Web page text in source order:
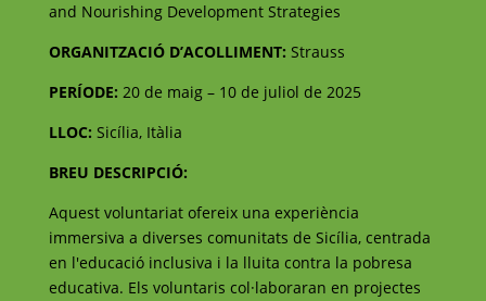
and Nourishing Development Strategies
ORGANITZACIÓ D’ACOLLIMENT: Strauss
PERÍODE: 20 de maig – 10 de juliol de 2025
LLOC: Sicília, Itàlia
BREU DESCRIPCIÓ:
Aquest voluntariat ofereix una experiència
immersiva a diverses comunitats de Sicília, centrada
en l'educació inclusiva i la lluita contra la pobresa
educativa. Els voluntaris col·laboraran en projectes